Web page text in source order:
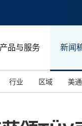
产品与服务 新闻
行业 区域 美